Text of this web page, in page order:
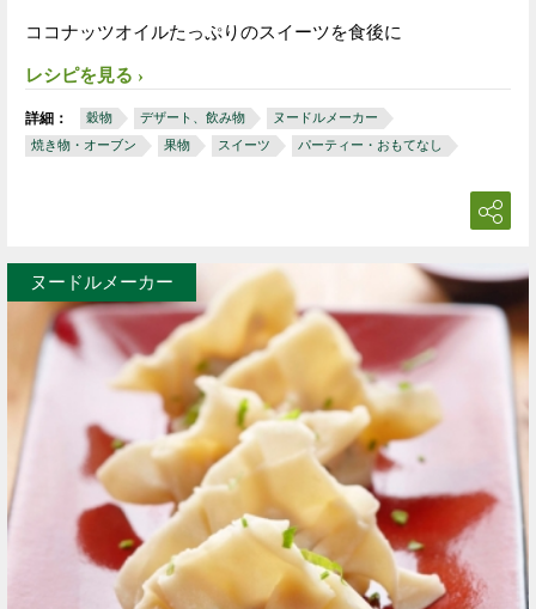
ココナッツオイルたっぷりのスイーツを食後に
レシピを見る
詳細： 穀物 デザート、飲み物
ヌードルメーカー
焼き物・オーブン
果物 スイーツ パーティー・おもてなし
ヌードルメーカー